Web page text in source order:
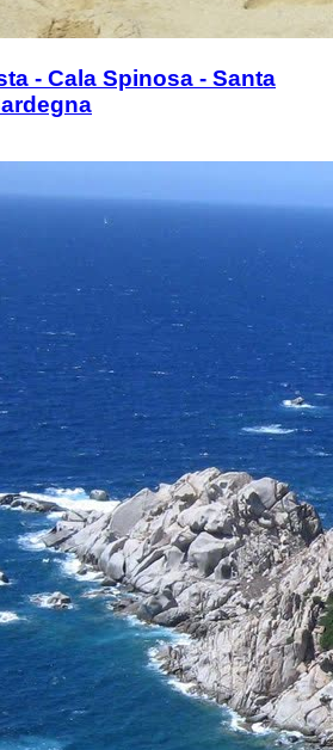
- Cala Spinosa - Santa